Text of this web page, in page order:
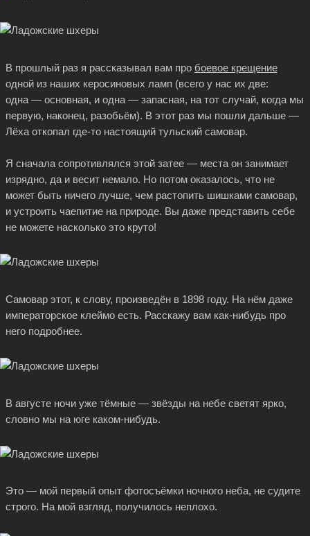
В прошлый раз я рассказывал вам про боевое крещение
одной из наших керосиновых ламп (всего у нас их две:
одна — основная, и одна — запасная, на тот случай, когда мы
первую, наконец, разобьём). В этот раз мы пошли дальше —
Лёха откопал где-тонастоящий тульский самовар.
Я сначала сопротивлялся этой затее — места он занимает
изрядно, да и весит немало. Но потом оказалось, что не
может быть ничего лучше, чем растопить шишками самовар,
и устроить чаепитие на природе. Вы даже представить себе
не можете насколько это круто!
Самовар этот, к слову, произведён в 1898 году. На нём даже
императорское клеймо есть. Расскажу вам как-нибудьпро
него подробнее.
В августе ночи уже тёмные — звёзды на небе светят ярко,
словно мы на юге каком-нибудь.
Это — мой первый опыт фотосъёмки ночного неба, не судите
строго. На мой взгляд, получилось неплохо.